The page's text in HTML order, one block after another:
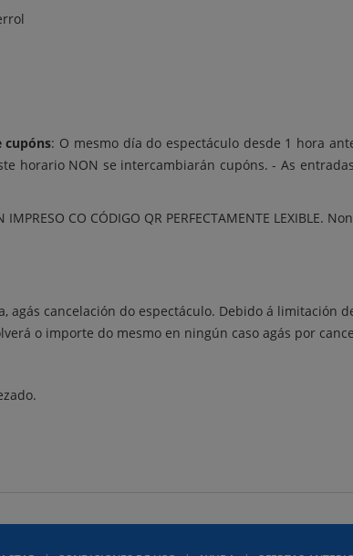
cupóns: O mesmo día do espectáculo desde 1 hora
horario NON se intercambiarán cupóns. - As
CO CÓDIGO QR PERFECTAMENTE LEXIBLE.
cancelación do espectáculo. Debido á limitación
o importe do mesmo en ningún caso agás por